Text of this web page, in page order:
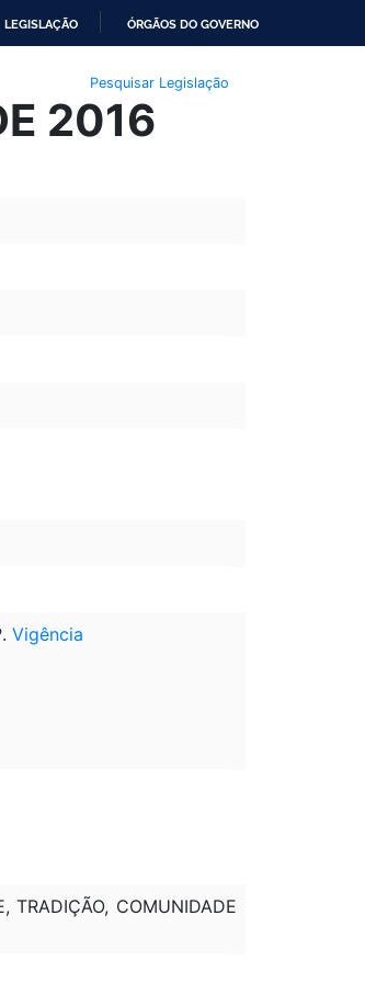
LEGISLAÇÃO ÓRGÃOS DO GOVERNO
Pesquisar Legislação
2016
Vigência
TRADIÇÃO, COMUNIDADE